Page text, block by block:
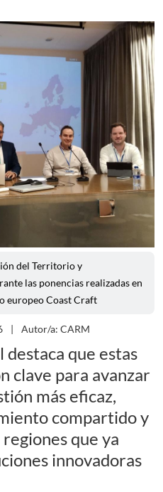
del Territorio y
las ponencias realizadas en
europeo Coast Craft
Autor/a: CARM
que estas
clave para avanzar
más eficaz,
compartido y
que ya
innovadoras